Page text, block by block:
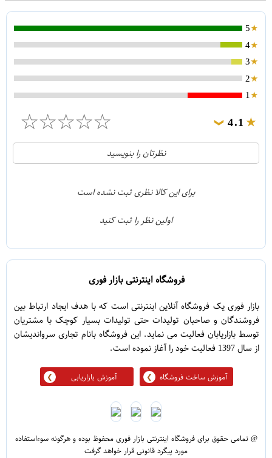
5
4
3
2
1
4.1
❯
☆
☆
☆
☆
☆
21
1
نظرتان را بنویسید
برای این کالا نظری ثبت نشده است
اولین نظر را ثبت کنید
فروشگاه اینترنتی بازار فوری
بازار فوری یک فروشگاه آنلاین اینترنتی است که با هدف ایجاد ارتباط بین
فروشندگان و صاحبان تولیدات حتی تولیدات بسیار کوچک با مشتریان
توسط بازاریابان فعالیت می نماید. این فروشگاه بانام تجاری سرواندیشان
از سال 1397 فعالیت خود را آغاز نموده است.
آموزش ساخت فروشگاه آموزش بازاریابی
@ تمامی حقوق برای فروشگاه اینترنتی بازار فوری محفوظ بوده و هرگونه سوءاستفاده
مورد پیگرد قانونی قرار خواهد گرفت